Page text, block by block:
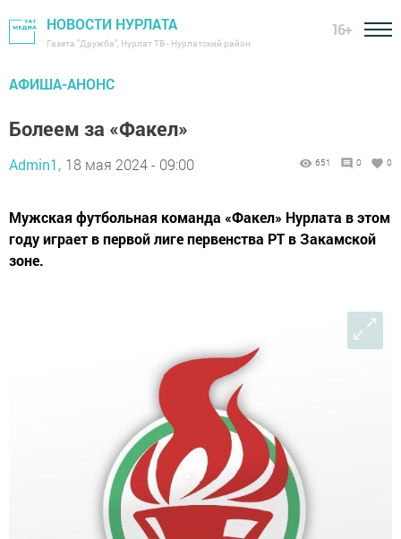
НОВОСТИ НУРЛАТА
Газета "Дружба", Нурлат ТВ - Нурлатский район
16+
АФИША-АНОНС
Болеем за «Факел»
Admin1, 18 мая 2024 - 09:00 651 0 0
Мужская футбольная команда «Факел» Нурлата в этом
году играет в первой лиге первенства РТ в Закамской
зоне.